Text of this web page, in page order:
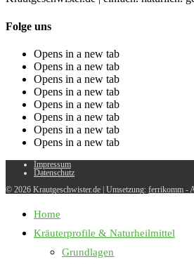
Folge uns
Opens in a new tab
Opens in a new tab
Opens in a new tab
Opens in a new tab
Opens in a new tab
Opens in a new tab
Opens in a new tab
Opens in a new tab
Impressum
Datenschutz
© 2026 Krautgeschwister.de | Umsetzung: ferrikomm -
Home
Kräuterprofile & Naturheilmittel
Grundlagen